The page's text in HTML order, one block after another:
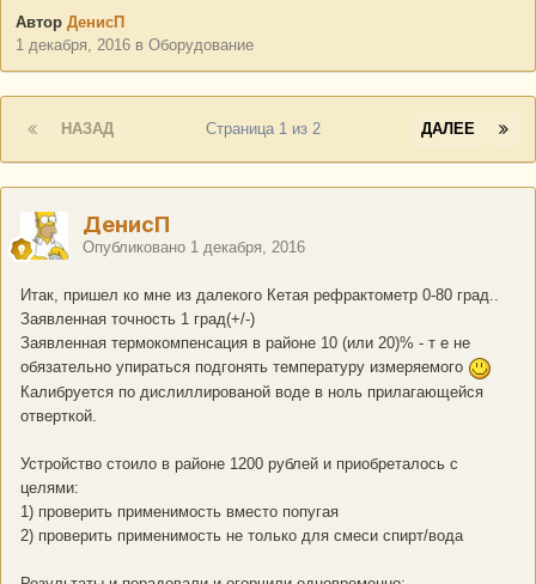
Автор ДенисП
1 декабря, 2016 в Оборудование
НАЗАД ДАЛЕЕ
Страница 1 из 2
ДенисП
Опубликовано 1 декабря, 2016
Итак, пришел ко мне из далекого Кетая рефрактометр 0-80 град..
Заявленная точность 1 град(+/-)
Заявленная термокомпенсация в районе 10 (или 20)% - т е не
обязательно упираться подгонять температуру измеряемого
Калибруется по дислиллированой воде в ноль прилагающейся
отверткой.
Устройство стоило в районе 1200 рублей и приобреталось с
целями:
1) проверить применимость вместо попугая
2) проверить применимость не только для смеси спирт/вода